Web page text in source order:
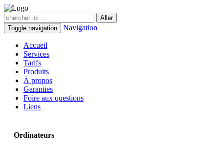
Toggle navigation Navigation
Accueil
Services
Tarifs
Produits
À propos
Garanties
Foire aux questions
Liens
Ordinateurs